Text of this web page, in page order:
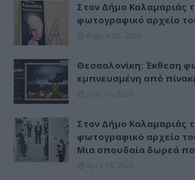
Στον Δήμο Καλαμαριάς
φωτογραφικό αρχείο
Θεσσαλονίκη: Έκθεση
εμπνευσμένη από
Στον Δήμο Καλαμαριάς
φωτογραφικό αρχείο
Μια σπουδαία δωρεά